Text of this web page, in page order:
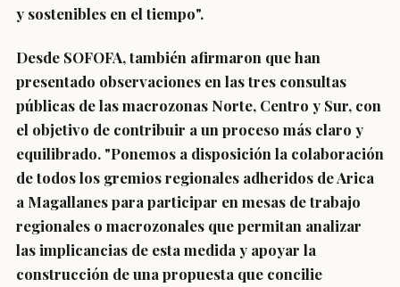
y sostenibles en el tiempo".
Desde SOFOFA, también afirmaron que han
presentado observaciones en las tres consultas
públicas de las macrozonas Norte, Centro y Sur, con
el objetivo de contribuir a un proceso más claro y
equilibrado. "Ponemos a disposición la colaboración
de todos los gremios regionales adheridos de Arica
a Magallanes para participar en mesas de trabajo
regionales o macrozonales que permitan analizar
las implicancias de esta medida y apoyar la
construcción de una propuesta que concilie